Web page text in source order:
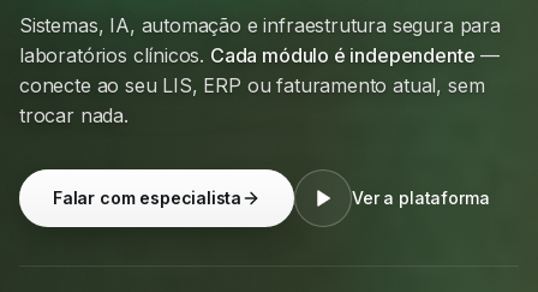
Sistemas, IA, automação e infraestrutura segura para
laboratórios clínicos. Cada módulo é independente —
conecte ao seu LIS, ERP ou faturamento atual, sem
trocar nada.
Falar com especialista Ver a plataforma